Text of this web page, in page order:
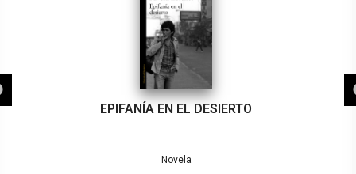
EPIFANÍA EN EL DESIERTO
Novela